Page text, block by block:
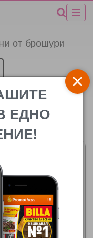
от брошури
ЕДНО